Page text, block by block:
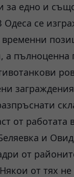
за едно и
Одеса се
а
от работата
и
от
от тях не